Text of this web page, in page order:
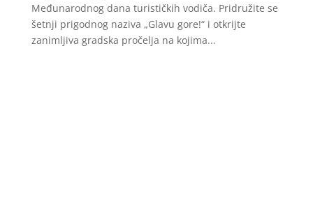
Međunarodnog dana turističkih vodiča. Pridružite se
šetnji prigodnog naziva „Glavu gore!“ i otkrijte
zanimljiva gradska pročelja na kojima...